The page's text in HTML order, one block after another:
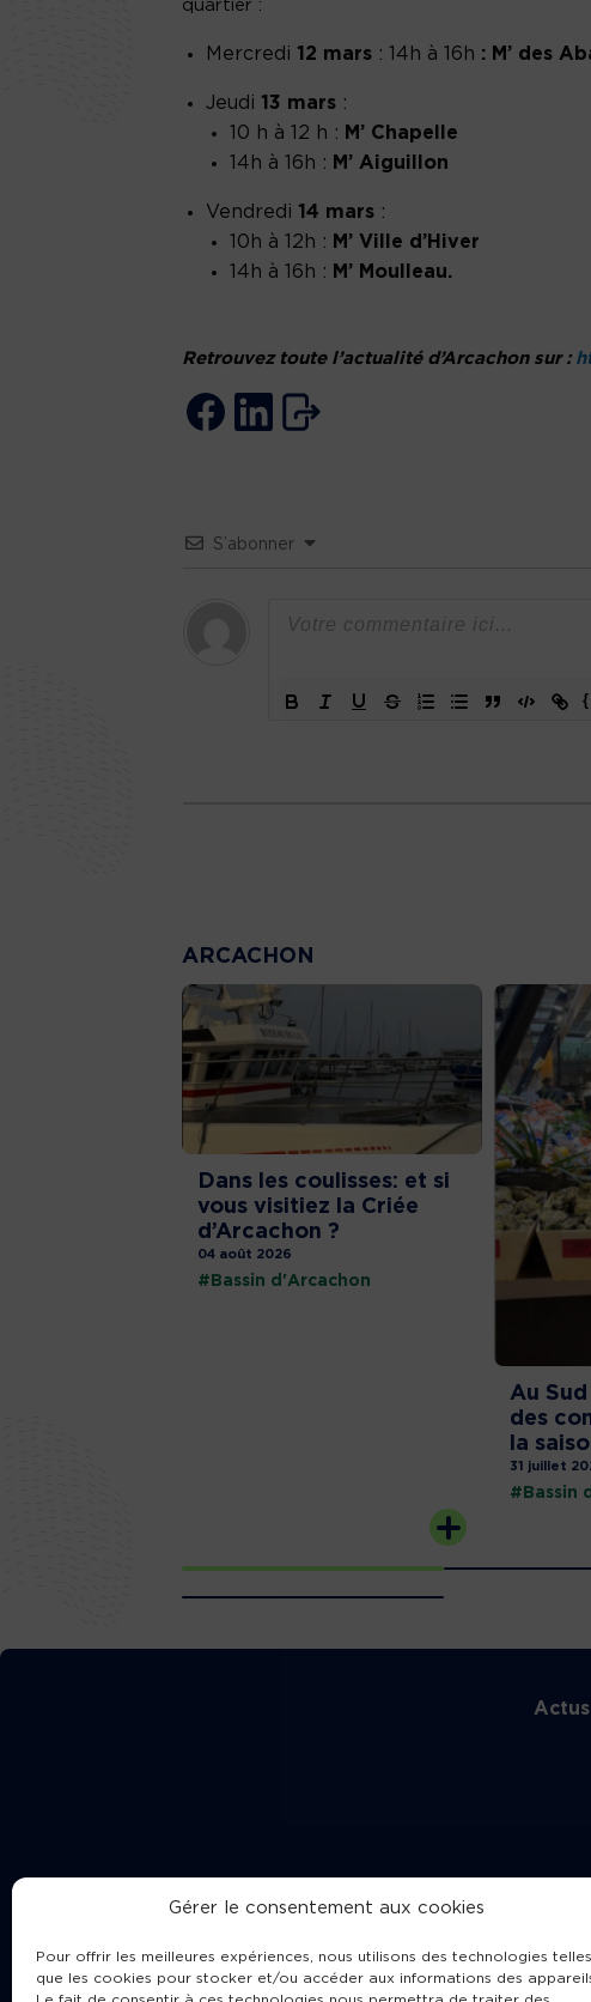
Gérer le consentement aux cookies
Pour offrir les meilleures expériences, nous utilisons des technologies telles
que les cookies pour stocker et/ou accéder aux informations des
quartier :
Mercredi 12 mars : 14h à 16h : M’ des
Jeudi 13 mars :
10 h à 12 h : M’ Chapelle
14h à 16h : M’ Aiguillon
Vendredi 14 mars :
10h à 12h : M’ Ville d’Hiver
14h à 16h : M’ Moulleau.
Retrouvez toute l’actualité d’Arcachon sur :
S’abonner
ARCACHON
Dans les coulisses: et si
vous visitiez la Criée
d’Arcachon ?
04 août 2026
#Bassin d'Arcachon
Au Sud
des
la
31 juillet
#Bassin
Actus